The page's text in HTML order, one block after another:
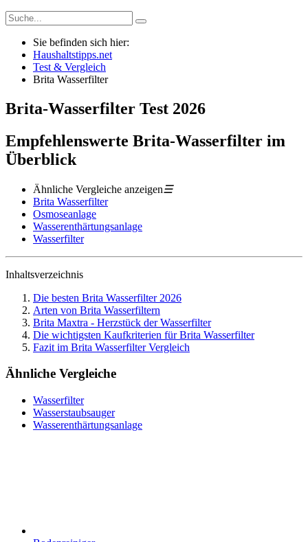
Sie befinden sich hier:
Haushaltstipps.net
Test & Vergleich
Brita Wasserfilter
Brita-Wasserfilter Test 2026
Empfehlenswerte Brita-Wasserfilter im
Überblick
Ähnliche Vergleiche anzeigen☰
Brita Wasserfilter
Osmoseanlage
Wasserenthärtungsanlage
Wasserfilter
Inhaltsverzeichnis
Die besten Brita Wasserfilter 2026
Arten von Brita Wasserfiltern
Brita Maxtra - Herzstück der Wasserfilter
Die wichtigsten Kaufkriterien für Brita Wasserfilter
Fazit im Brita Wasserfilter Vergleich
Ähnliche Vergleiche
Wasserfilter
Wasserstaubsauger
Wasserenthärtungsanlage